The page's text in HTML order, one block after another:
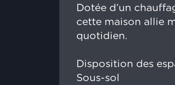
Dotée d’un
cette maison allie
quotidien.
Disposition des
Sous-sol